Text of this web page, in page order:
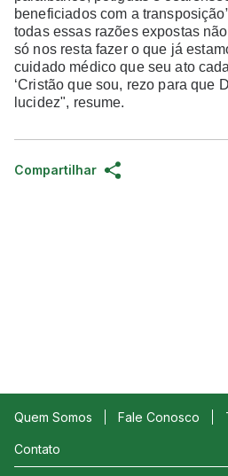
beneficiados com a
todas essas razões expostas
só nos resta fazer o que já
cuidado médico que seu ato
‘Cristão que sou, rezo para que
lucidez", resume.
Compartilhar
Quem Somos Fale Conosco
Contato